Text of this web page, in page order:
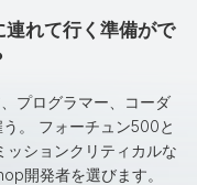
れて行く準備がで
プログラマー、コーダ
。 フォーチュン500と
ッションクリティカルな
開発者を選びます。